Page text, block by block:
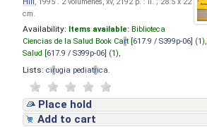
cm.
Availability: Items available: Biblioteca
Ciencias de la Salud Book Cart [ 617.9 / S399p-06 ] (1),
Salud [ 617.9 / S399p-06 ] (1),
Lists: cirugia pediatrica
Place hold
Add to cart